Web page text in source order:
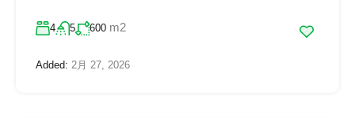
4 5 600 m2
Added: 2月 27, 2026